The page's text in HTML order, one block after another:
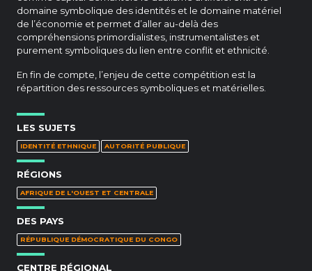
domaine symbolique des identités et le domaine matériel
de l’économie et permet d’aller au-delà des
compréhensions primordialistes, instrumentalistes et
purement symboliques du lien entre conflit et ethnicité.
En fin de compte, l’enjeu de cette compétition est la
répartition des ressources symboliques et matérielles.
LES SUJETS
IDENTITÉ ETHNIQUE AUTORITÉ PUBLIQUE
RÉGIONS
AFRIQUE DE L'OUEST ET CENTRALE
DES PAYS
RÉPUBLIQUE DÉMOCRATIQUE DU CONGO
CENTRE RÉGIONAL